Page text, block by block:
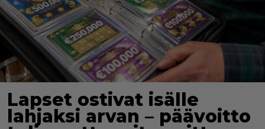
Lapset ostivat isälle
lahjaksi arvan – päävoitto